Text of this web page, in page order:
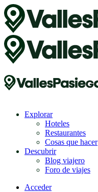
Explorar
Hoteles
Restaurantes
Cosas que hacer
Descubrir
Blog viajero
Foro de viajes
Acceder